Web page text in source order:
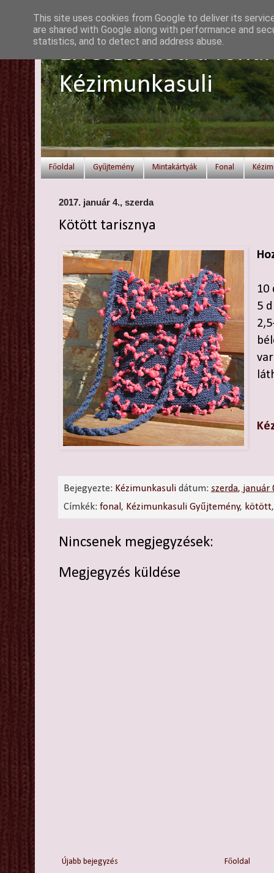
Elvesztetted a
Kézimunkasuli
Főoldal Gyűjtemény Mintakártyák Fonal
2017. január 4., szerda
Kötött tarisznya
10
5
Bejegyezte: Kézimunkasuli dátum: szerda, január
Címkék:fonal , Kézimunkasuli Gyűjtemény, kötött
Nincsenek megjegyzések:
Megjegyzés küldése
Újabb bejegyzés Főoldal
This site uses cookies from Google to deliver its
are shared with Google along with performance and
statistics, and to detect and address abuse.